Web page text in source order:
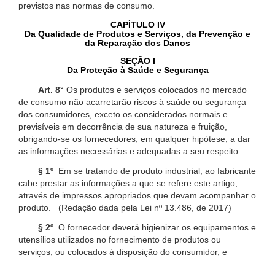
previstos nas normas de consumo.
CAPÍTULO IV
Da Qualidade de Produtos e Serviços, da Prevenção e
da Reparação dos Danos
SEÇÃO I
Da Proteção à Saúde e Segurança
Art. 8° Os produtos e serviços colocados no mercado
de consumo não acarretarão riscos à saúde ou segurança
dos consumidores, exceto os considerados normais e
previsíveis em decorrência de sua natureza e fruição,
obrigando-se os fornecedores, em qualquer hipótese, a dar
as informações necessárias e adequadas a seu respeito.
§ 1º Em se tratando de produto industrial, ao fabricante
cabe prestar as informações a que se refere este artigo,
através de impressos apropriados que devam acompanhar o
produto. (Redação dada pela Lei nº 13.486, de 2017)
§ 2º O fornecedor deverá higienizar os equipamentos e
utensílios utilizados no fornecimento de produtos ou
serviços, ou colocados à disposição do consumidor, e